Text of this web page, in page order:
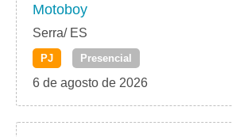
Motoboy
Serra/ ES
PJ Presencial
6 de agosto de 2026